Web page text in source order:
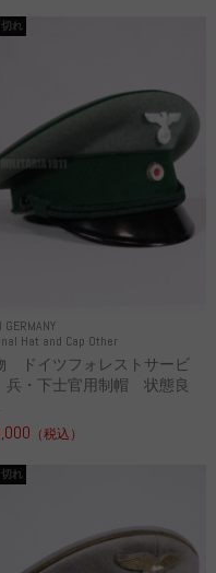
GERMANY
Hat and Cap Other
れ
ドイツフォレストサービ
・下士官用制帽 状態良
（税込）
れ